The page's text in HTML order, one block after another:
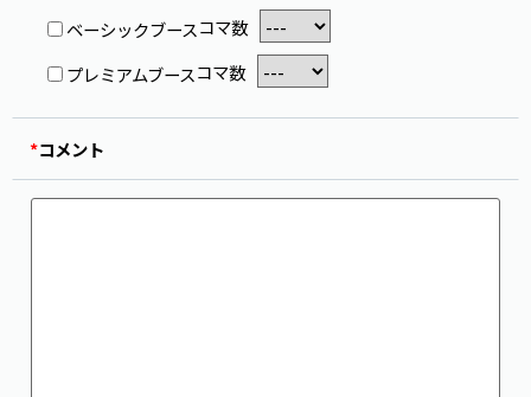
ベーシックブースコマ数
プレミアムブースコマ数
*コメント